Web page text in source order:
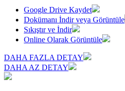
Google Drive Kaydet
Dokümanı İndir veya Görüntüle
Sıkıştır ve İndir
Online Olarak Görüntüle
DAHA FAZLA DETAY
DAHA AZ DETAY